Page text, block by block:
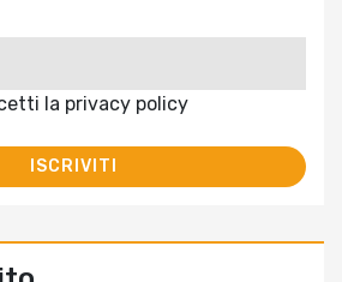
la privacy policy